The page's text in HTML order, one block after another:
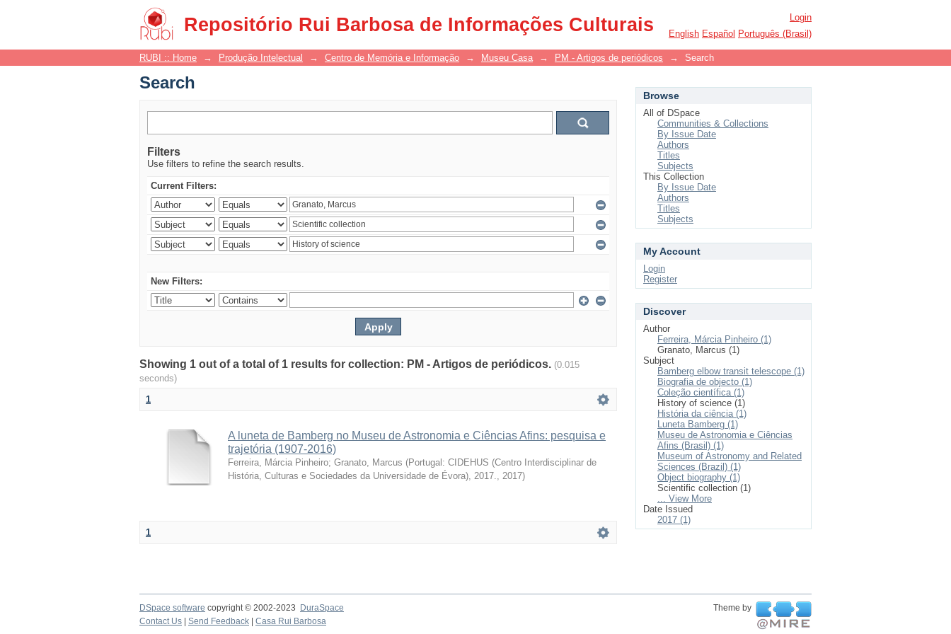
Repositório Rui Barbosa de Informações Culturais
Search
Login
English Español Português (Brasil)
RUBI :: Home → Produção Intelectual → Centro de Memória e Informação → Museu Casa → PM - Artigos de periódicos → Search
Search
Filters
Use filters to refine the search results.
Current Filters:
New Filters:
Showing 1 out of a total of 1 results for collection: PM - Artigos de periódicos. (0.015
seconds)
1
A luneta de Bamberg no Museu de Astronomia e Ciências Afins: pesquisa e
trajetória (1907-2016)
Ferreira, Márcia Pinheiro; Granato, Marcus (Portugal: CIDEHUS (Centro Interdisciplinar de
História, Culturas e Sociedades da Universidade de Évora), 2017., 2017)
1
Browse
All of DSpace
Communities & Collections
By Issue Date
Authors
Titles
Subjects
This Collection
By Issue Date
Authors
Titles
Subjects
My Account
Login
Register
Discover
Author
Ferreira, Márcia Pinheiro (1)
Granato, Marcus (1)
Subject
Bamberg elbow transit telescope (1)
Biografia de objecto (1)
Coleção científica (1)
History of science (1)
História da ciência (1)
Luneta Bamberg (1)
Museu de Astronomia e Ciências
Afins (Brasil) (1)
Museum of Astronomy and Related
Sciences (Brazil) (1)
Object biography (1)
Scientific collection (1)
... View More
Date Issued
2017 (1)
DSpace software copyright © 2002-2023 DuraSpace
Theme by
Contact Us
Send Feedback Casa Rui Barbosa